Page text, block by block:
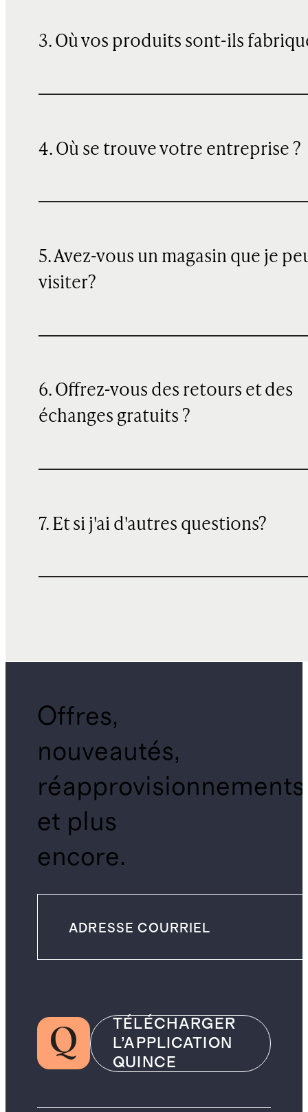
3. Où vos produits sont-ils
4. Où se trouve votre entreprise ?
5. Avez-vous un magasin que je
visiter?
6. Offrez-vous des retours et des
échanges gratuits ?
7. Et si j'ai d'autres questions?
Offres,
nouveautés,
réapprovisionnements
et plus
encore.
TÉLÉCHARGER
L’APPLICATION
QUINCE